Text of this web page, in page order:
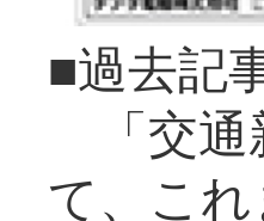
■過去記
「交通
て、こ